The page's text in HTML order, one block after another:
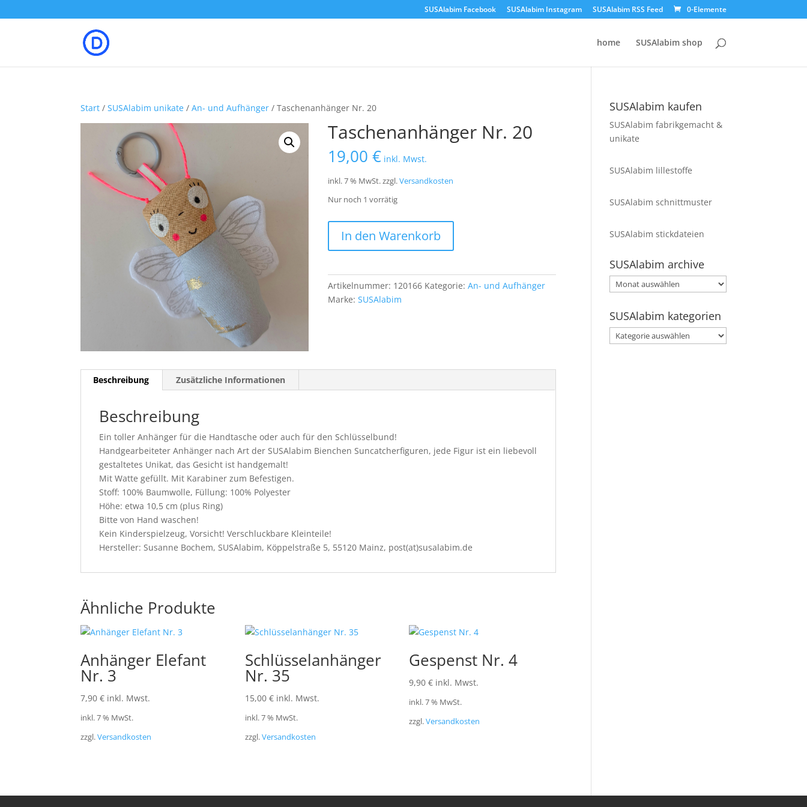
SUSAlabim Facebook SUSAlabim Instagram SUSAlabim RSS Feed 0-Elemente
home SUSAlabim shop
Start /SUSAlabim unikate /An- und Aufhänger / Taschenanhänger Nr. 20
Taschenanhänger Nr. 20
19,00€ inkl. Mwst.
inkl. 7 % MwSt.zzgl.Versandkosten
Nur noch 1 vorrätig
20
In den Warenkorb
Artikelnummer: 120166 Kategorie:An- und Aufhänger
Marke:SUSAlabim
Beschreibung Zusätzliche Informationen
Beschreibung
Ein toller Anhänger für die Handtasche oder auch für den Schlüsselbund!
Handgearbeiteter Anhänger nach Art der SUSAlabim Bienchen Suncatcherfiguren, jede Figur ist ein liebevoll
gestaltetes Unikat, das Gesicht ist handgemalt!
Mit Watte gefüllt. Mit Karabiner zum Befestigen.
Stoff: 100% Baumwolle, Füllung: 100% Polyester
Höhe: etwa 10,5 cm (plus Ring)
Bitte von Hand waschen!
Kein Kinderspielzeug, Vorsicht! Verschluckbare Kleinteile!
Hersteller: Susanne Bochem, SUSAlabim, Köppelstraße 5, 55120 Mainz, post(at)susalabim.de
Ähnliche Produkte
Anhänger Elefant
Nr. 3
7,90€ inkl. Mwst.
inkl. 7 % MwSt.
zzgl.Versandkosten
Schlüsselanhänger
Nr. 35
15,00 € inkl. Mwst.
inkl. 7 % MwSt.
zzgl.Versandkosten
Gespenst Nr. 4
9,90€ inkl. Mwst.
inkl. 7 % MwSt.
zzgl.Versandkosten
SUSAlabim kaufen
SUSAlabim fabrikgemacht &
unikate
SUSAlabim lillestoffe
SUSAlabim schnittmuster
SUSAlabim stickdateien
SUSAlabim archive
SUSAlabim
archive
SUSAlabim kategorien
SUSAlabim
kategorien